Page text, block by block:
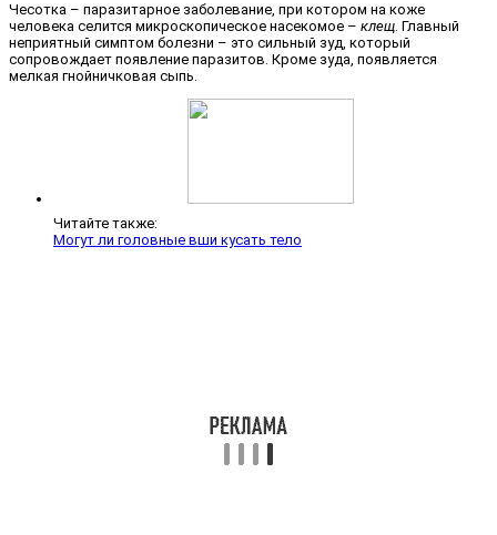
Чесотка – паразитарное заболевание, при котором на коже
человека селится микроскопическое насекомое – клещ. Главный
неприятный симптом болезни – это сильный зуд, который
сопровождает появление паразитов. Кроме зуда, появляется
мелкая гнойничковая сыпь.
Читайте также:
Могут ли головные вши кусать тело